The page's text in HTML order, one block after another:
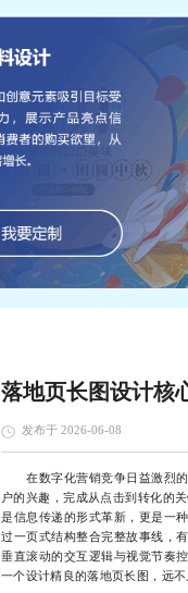
落地页长图设计核
发布于 2026-06-08
在数字化营销竞争日益激烈的
户的兴趣，完成从点击到转化的
是信息传递的形式革新，更是一
过一页式结构整合完整故事线，
垂直滚动的交互逻辑与视觉节奏
一个设计精良的落地页长图，远